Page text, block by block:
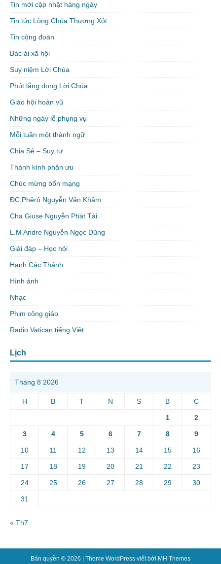
Tin mới cập nhật hàng ngày
Tin tức Lòng Chúa Thương Xót
Tin cộng đoàn
Bác ái xã hội
Suy niệm Lời Chúa
Phút lắng đọng Lời Chúa
Giáo hội hoàn vũ
Những ngày lễ phụng vụ
Mỗi tuần một thành ngữ
Chia Sẻ – Suy tư
Thành kính phân ưu
Chúc mừng bổn mạng
ĐC Phêrô Nguyễn Văn Khảm
Cha Giuse Nguyễn Phát Tài
L.M Andre Nguyễn Ngọc Dũng
Giải đáp – Học hỏi
Hạnh Các Thánh
Hình ảnh
Nhạc
Phim công giáo
Radio Vatican tiếng Việt
Lịch
Tháng 8 2026
H B T N S B C
1 2
3 4 5 6 7 8 9
10 11 12 13 14 15 16
17 18 19 20 21 22 23
24 25 26 27 28 29 30
31
« Th7
Bản quyền © 2026 | Theme WordPress viết bởi MH Themes